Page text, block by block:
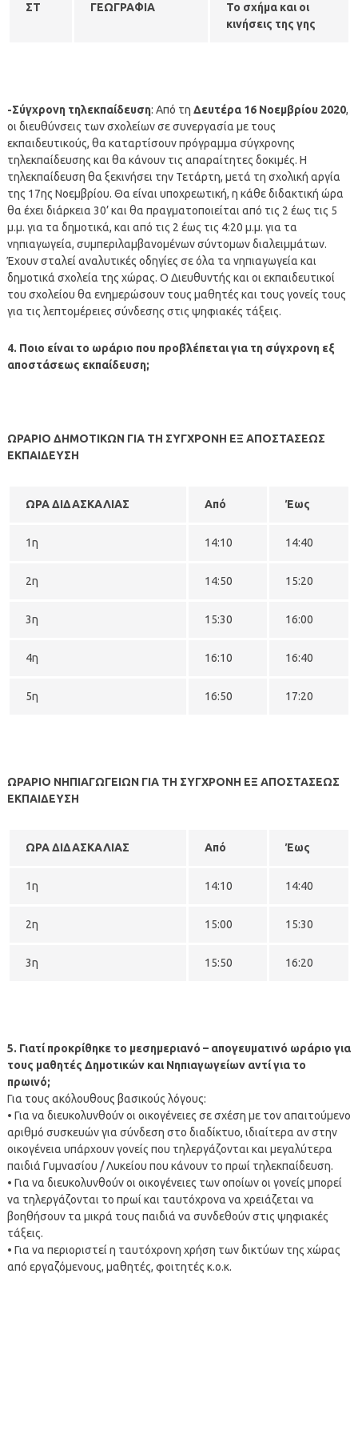
ΣΤ ΓΕΩΓΡΑΦΙΑ
Το σχήμα και οι
κινήσεις της γης
-Σύγχρονη τηλεκπαίδευση: Από τη Δευτέρα 16 Νοεμβρίου 2020,
οι διευθύνσεις των σχολείων σε συνεργασία με τους
εκπαιδευτικούς, θα καταρτίσουν πρόγραμμα σύγχρονης
τηλεκπαίδευσης και θα κάνουν τις απαραίτητες δοκιμές. Η
τηλεκπαίδευση θα ξεκινήσει την Τετάρτη, μετά τη σχολική αργία
της 17ης Νοεμβρίου. Θα είναι υποχρεωτική, η κάθε διδακτική ώρα
θα έχει διάρκεια 30’ και θα πραγματοποιείται από τις 2 έως τις 5
μ.μ. για τα δημοτικά, και από τις 2 έως τις 4:20 μ.μ. για τα
νηπιαγωγεία, συμπεριλαμβανομένων σύντομων διαλειμμάτων.
Έχουν σταλεί αναλυτικές οδηγίες σε όλα τα νηπιαγωγεία και
δημοτικά σχολεία της χώρας. Ο Διευθυντής και οι εκπαιδευτικοί
του σχολείου θα ενημερώσουν τους μαθητές και τους γονείς τους
για τις λεπτομέρειες σύνδεσης στις ψηφιακές τάξεις.
4. Ποιο είναι το ωράριο που προβλέπεται για τη σύγχρονη εξ
αποστάσεως εκπαίδευση;
ΩΡΑΡΙΟ ΔΗΜΟΤΙΚΩΝ ΓΙΑ ΤΗ ΣΥΓΧΡΟΝΗ ΕΞ ΑΠΟΣΤΑΣΕΩΣ
ΕΚΠΑΙΔΕΥΣΗ
ΩΡΑ ΔΙΔΑΣΚΑΛΙΑΣ Από Έως
1η 14:10 14:40
2η 14:50 15:20
3η 15:30 16:00
4η 16:10 16:40
5η 16:50 17:20
ΩΡΑΡΙΟ ΝΗΠΙΑΓΩΓΕΙΩΝ ΓΙΑ ΤΗ ΣΥΓΧΡΟΝΗ ΕΞ ΑΠΟΣΤΑΣΕΩΣ
ΕΚΠΑΙΔΕΥΣΗ
ΩΡΑ ΔΙΔΑΣΚΑΛΙΑΣ Από Έως
1η 14:10 14:40
2η 15:00 15:30
3η 15:50 16:20
5. Γιατί προκρίθηκε το μεσημεριανό – απογευματινό ωράριο για
τους μαθητές Δημοτικών και Νηπιαγωγείων αντί για το
πρωινό;
Για τους ακόλουθους βασικούς λόγους:
• Για να διευκολυνθούν οι οικογένειες σε σχέση με τον απαιτούμενο
αριθμό συσκευών για σύνδεση στο διαδίκτυο, ιδιαίτερα αν στην
οικογένεια υπάρχουν γονείς που τηλεργάζονται και μεγαλύτερα
παιδιά Γυμνασίου / Λυκείου που κάνουν το πρωί τηλεκπαίδευση.
• Για να διευκολυνθούν οι οικογένειες των οποίων οι γονείς μπορεί
να τηλεργάζονται το πρωί και ταυτόχρονα να χρειάζεται να
βοηθήσουν τα μικρά τους παιδιά να συνδεθούν στις ψηφιακές
τάξεις.
• Για να περιοριστεί η ταυτόχρονη χρήση των δικτύων της χώρας
από εργαζόμενους, μαθητές, φοιτητές κ.ο.κ.